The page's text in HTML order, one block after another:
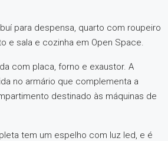
para despensa, quarto com roupeiro
e sala e cozinha em Open Space.
com placa, forno e exaustor. A
no armário que complementa a
destinado às máquinas de
tem um espelho com luz led, e é